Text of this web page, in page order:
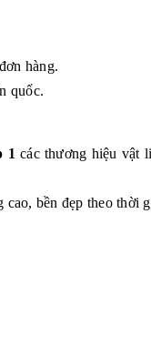
hàng.
quốc.
1 các thương hiệu vật
bền đẹp theo thời